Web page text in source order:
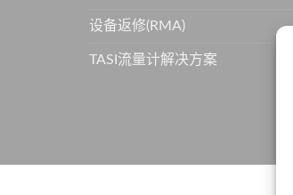
设备返修(RMA)
TASI流量计解决方案